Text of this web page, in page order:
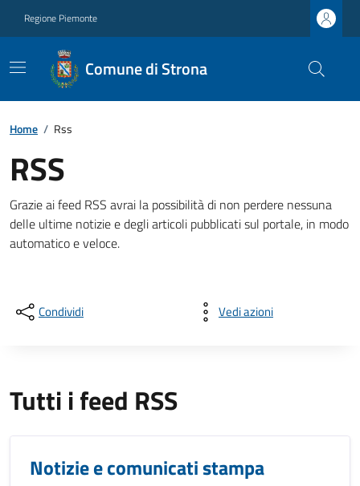
Regione Piemonte
Comune di Strona
Home / Rss
RSS
Grazie ai feed RSS avrai la possibilità di non perdere nessuna
delle ultime notizie e degli articoli pubblicati sul portale, in modo
automatico e veloce.
Condividi Vedi azioni
Tutti i feed RSS
Notizie e comunicati stampa